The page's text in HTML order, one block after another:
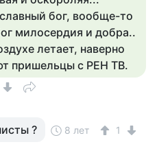
бог, вообще-то
милосердия и добра..
летает, наверно
пришельцы с РЕН ТВ.
? 8 лет 1